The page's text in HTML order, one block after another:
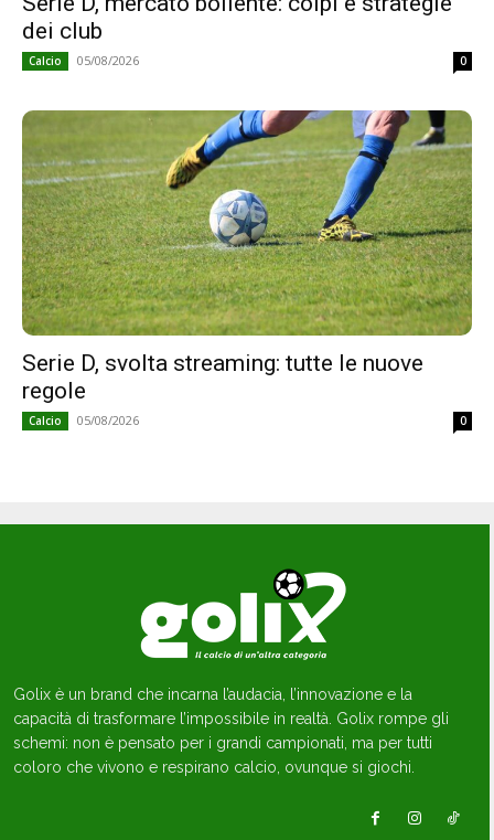
dei club
Calcio 05/08/2026 0
Serie D, svolta streaming: tutte le nuove
regole
Calcio 05/08/2026 0
Golix è un brand che incarna l’audacia, l’innovazione e la
capacità di trasformare l’impossibile in realtà. Golix rompe gli
schemi: non è pensato per i grandi campionati, ma per tutti
coloro che vivono e respirano calcio, ovunque si giochi.